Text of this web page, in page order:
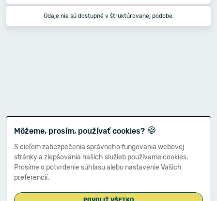
Údaje nie sú dostupné v štruktúrovanej podobe.
Môžeme, prosím, používať cookies? 🍪
S cieľom zabezpečenia správneho fungovania webovej
stránky a zlepšovania našich služieb používame cookies.
Prosíme o potvrdenie súhlasu alebo nastavenie Vašich
preferencií.